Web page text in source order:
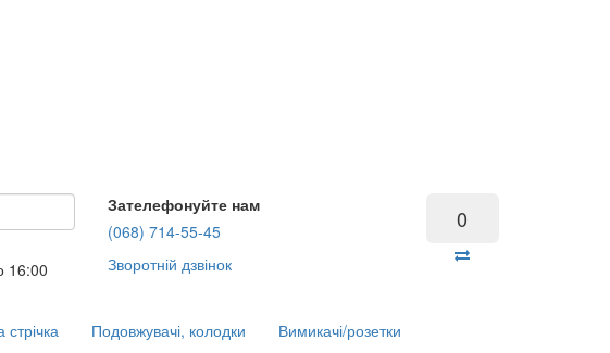
16:00
Зателефонуйте нам
(068) 714-55-45
Зворотній дзвінок
0
стрічка Подовжувачі, колодки Вимикачі/розетки